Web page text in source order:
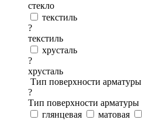
стекло
текстиль
?
текстиль
хрусталь
?
хрусталь
Тип поверхности арматуры
?
Тип поверхности арматуры
глянцевая
матовая